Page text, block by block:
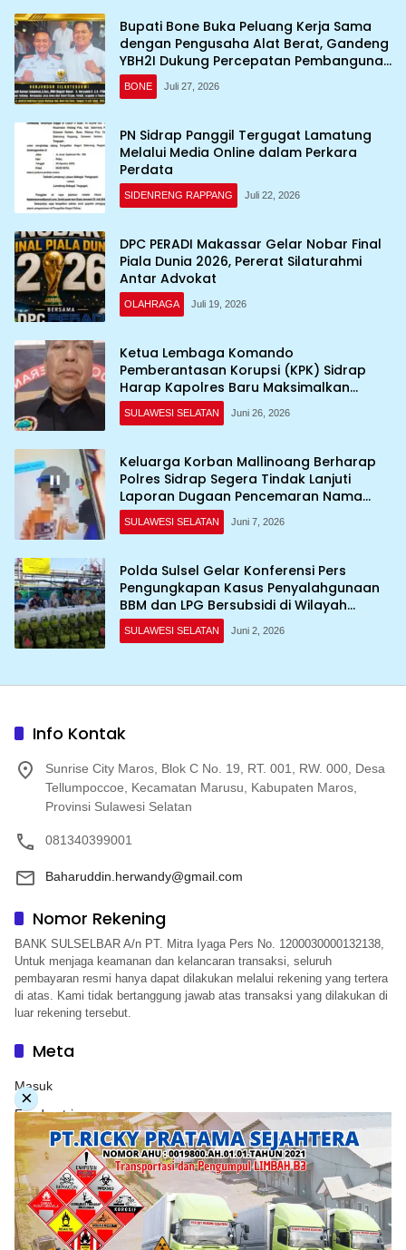
Bupati Bone Buka Peluang Kerja Sama
dengan Pengusaha Alat Berat, Gandeng
YBH2I Dukung Percepatan Pembangunan
Daerah
BONE Juli 27, 2026
PN Sidrap Panggil Tergugat Lamatung
Melalui Media Online dalam Perkara
Perdata
SIDENRENG RAPPANG Juli 22, 2026
DPC PERADI Makassar Gelar Nobar Final
Piala Dunia 2026, Pererat Silaturahmi
Antar Advokat
OLAHRAGA Juli 19, 2026
Ketua Lembaga Komando
Pemberantasan Korupsi (KPK) Sidrap
Harap Kapolres Baru Maksimalkan
Penanganan Kasus
SULAWESI SELATAN Juni 26, 2026
Keluarga Korban Mallinoang Berharap
Polres Sidrap Segera Tindak Lanjuti
Laporan Dugaan Pencemaran Nama
Baik di TikTok
SULAWESI SELATAN Juni 7, 2026
Polda Sulsel Gelar Konferensi Pers
Pengungkapan Kasus Penyalahgunaan
BBM dan LPG Bersubsidi di Wilayah
Sulawesi Selatan
SULAWESI SELATAN Juni 2, 2026
Info Kontak
Sunrise City Maros, Blok C No. 19, RT. 001, RW. 000, Desa
Tellumpoccoe, Kecamatan Marusu, Kabupaten Maros,
Provinsi Sulawesi Selatan
081340399001
Baharuddin.herwandy@gmail.com
Nomor Rekening
BANK SULSELBAR A/n PT. Mitra Iyaga Pers No. 1200030000132138,
Untuk menjaga keamanan dan kelancaran transaksi, seluruh
pembayaran resmi hanya dapat dilakukan melalui rekening yang tertera
di atas. Kami tidak bertanggung jawab atas transaksi yang dilakukan di
luar rekening tersebut.
Meta
Masuk
Feed entri
Feed komentar
WordPress.org
×